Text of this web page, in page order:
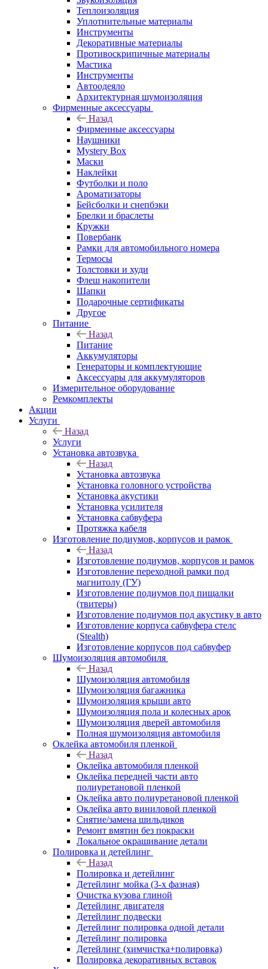
Теплоизоляция
Уплотнительные материалы
Инструменты
Декоративные материалы
Противоскрипичные материалы
Мастика
Инструменты
Автоодеяло
Архитектурная шумоизоляция
Фирменные аксессуары
Назад
Фирменные аксессуары
Наушники
Mystery Box
Маски
Наклейки
Футболки и поло
Ароматизаторы
Бейсболки и снепбэки
Брелки и браслеты
Кружки
Повербанк
Рамки для автомобильного номера
Термосы
Толстовки и худи
Флеш накопители
Шапки
Подарочные сертификаты
Другое
Питание
Назад
Питание
Аккумуляторы
Генераторы и комплектующие
Аксессуары для аккумуляторов
Измерительное оборудование
Ремкомплекты
Акции
Услуги
Назад
Услуги
Установка автозвука
Назад
Установка автозвука
Установка головного устройства
Установка акустики
Установка усилителя
Установка сабвуфера
Протяжка кабеля
Изготовление подиумов, корпусов и рамок
Назад
Изготовление подиумов, корпусов и рамок
Изготовление переходной рамки под
магнитолу (ГУ)
Изготовление подиумов под пищалки
(твитеры)
Изготовление подиумов под акустику в авто
Изготовление корпуса сабвуфера стелс
(Stealth)
Изготовление корпусов под сабвуфер
Шумоизоляция автомобиля
Назад
Шумоизоляция автомобиля
Шумоизоляция багажника
Шумоизоляция крыши авто
Шумоизоляция пола и колесных арок
Шумоизоляция дверей автомобиля
Полная шумоизоляция автомобиля
Оклейка автомобиля пленкой
Назад
Оклейка автомобиля пленкой
Оклейка передней части авто
полиуретановой пленкой
Оклейка авто полиуретановой пленкой
Оклейка авто виниловой пленкой
Снятие/замена шильдиков
Ремонт вмятин без покраски
Локальное окрашивание детали
Полировка и детейлинг
Назад
Полировка и детейлинг
Детейлинг мойка (3-х фазная)
Очистка кузова глиной
Детейлинг двигателя
Детейлинг подвески
Детейлинг полировка одной детали
Детейлинг полировка
Детейлинг (химчистка+полировка)
Полировка декоративных вставок